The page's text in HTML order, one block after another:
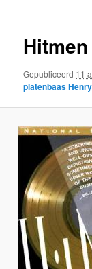
Gepubliceerd 11
platenbaas